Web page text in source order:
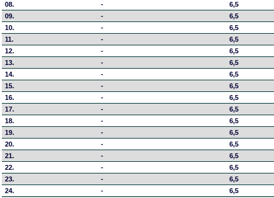
08. -
6,5
09.
-
6,5
10.
-
6,5
11.
-
6,5
12.
-
6,5
13.
-
6,5
14.
-
6,5
15.
-
6,5
16.
-
6,5
17.
-
6,5
18.
-
6,5
19.
-
6,5
20.
-
6,5
21.
-
6,5
22.
-
6,5
23.
-
6,5
24.
-
6,5